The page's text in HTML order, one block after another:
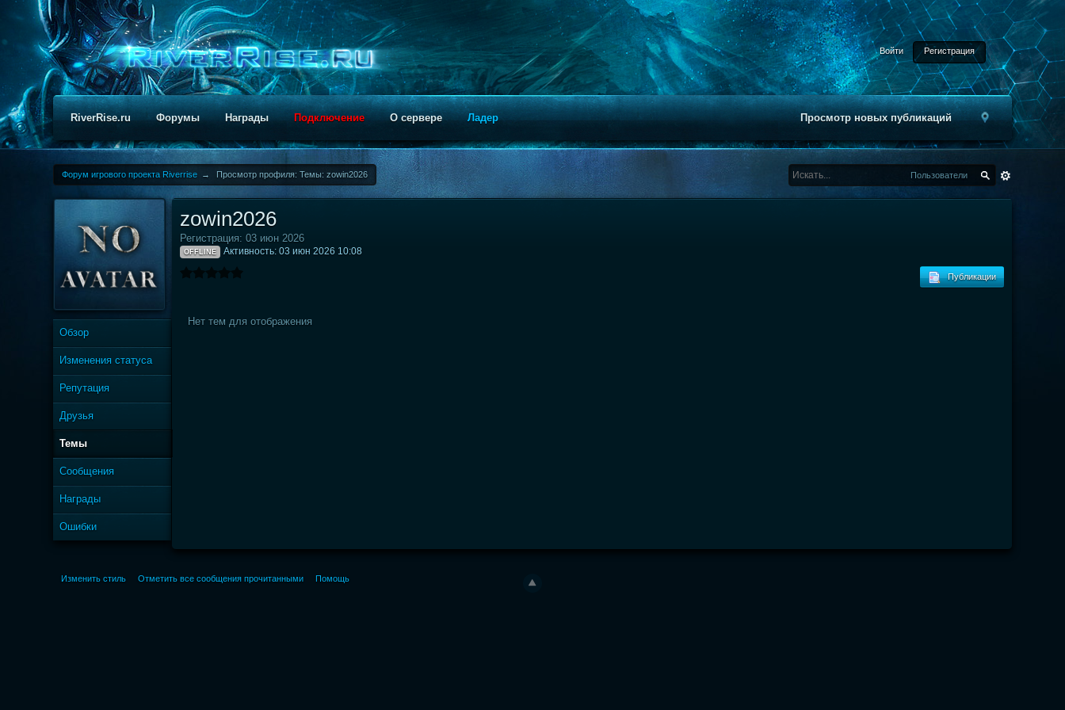
Войти Регистрация
Просмотр новых публикаций
RiverRise.ru Форумы Награды Подключение О сервере Ладер
Форум игрового проекта Riverrise → Просмотр профиля: Темы: zowin2026 Пользователи
Обзор
Изменения статуса
Репутация
Друзья
Темы
Сообщения
Награды
Ошибки
zowin2026
Регистрация: 03 июн 2026
OFFLINE Активность: 03 июн 2026 10:08
Публикации
Нет тем для отображения
Изменить стиль Отметить все сообщения прочитанными Помощь